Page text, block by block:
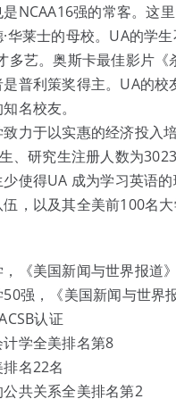
NCAA16强的常客。这
华莱士的母校。UA的学
多艺。奥斯卡最佳影片
普利策奖得主。UA的
名校友。
力于以实惠的经济投入
、研究生注册人数为
使得UA 成为学习英语的
，以及其全美前100名
《美国新闻与世界报道
强，《美国新闻与世界
认证
学全美排名第8
名22名
共关系全美排名第2